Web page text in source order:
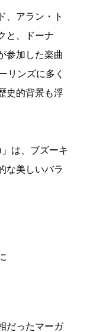
、アラン・ト
と、ドーナ
参加した楽曲
リンズに多く
史的背景も浮
は、ブズーキ
な美しいバラ
だったマーガ